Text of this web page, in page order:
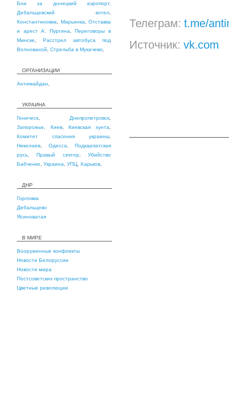
Бои за донецкий аэропорт,
Дебальцевский котел
Константиновка
Марьинка
Отставка
и арест А. Пургина ,Переговоры в
Минске
Расстрел автобуса под
Волновахой
Стрельба в Мукачево
ОРГАНИЗАЦИИ
Антимайдан
УКРАИНА
Геническ Днепропетровск
Запорожье
Киев,Киевская хунта
Комитет спасения украины
Николаев
Одесса
Подкарпатская
русь ,Правый сектор,Убийство
Бабченко Украина УПЦ Харьков
ДНР
Горловка
Дебальцево
Ясиноватая
В МИРЕ
Вооруженные конфликты
Новости Белоруссии
Новости мира
Постсоветских пространство
Цветные революции
Телеграм: t.me/
Источник: vk.com